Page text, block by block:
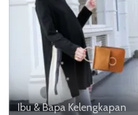
Ibu & Bapa Kelengkapan